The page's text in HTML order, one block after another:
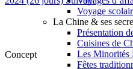
Voyage
La Chine & ses
Présentation
Cuisines de
Les Minorités
Fêtes
Concept